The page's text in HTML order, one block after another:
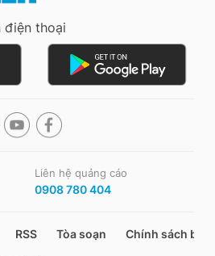
điện thoại
Liên hệ quảng cáo
0908 780 404
RSS Tòa soạn Chính sách bảo